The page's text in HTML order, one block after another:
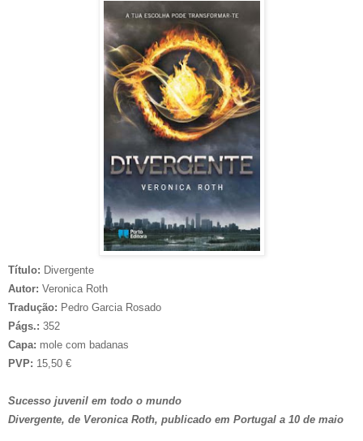
Título: Divergente
Autor: Veronica Roth
Tradução: Pedro Garcia Rosado
Págs.: 352
Capa: mole com badanas
PVP: 15,50 €
Sucesso juvenil em todo o mundo
Divergente, de Veronica Roth, publicado em Portugal a 10 de maio